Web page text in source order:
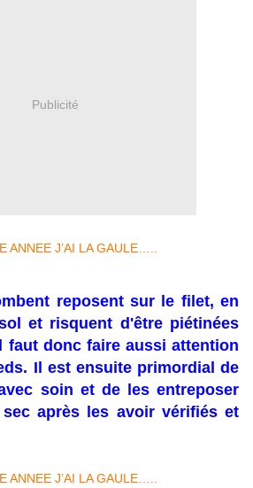
Publicité
reposent sur le filet, en
et risquent d'être piétinées
faut donc faire aussi attention
Il est ensuite primordial de
soin et de les entreposer
après les avoir vérifiés et